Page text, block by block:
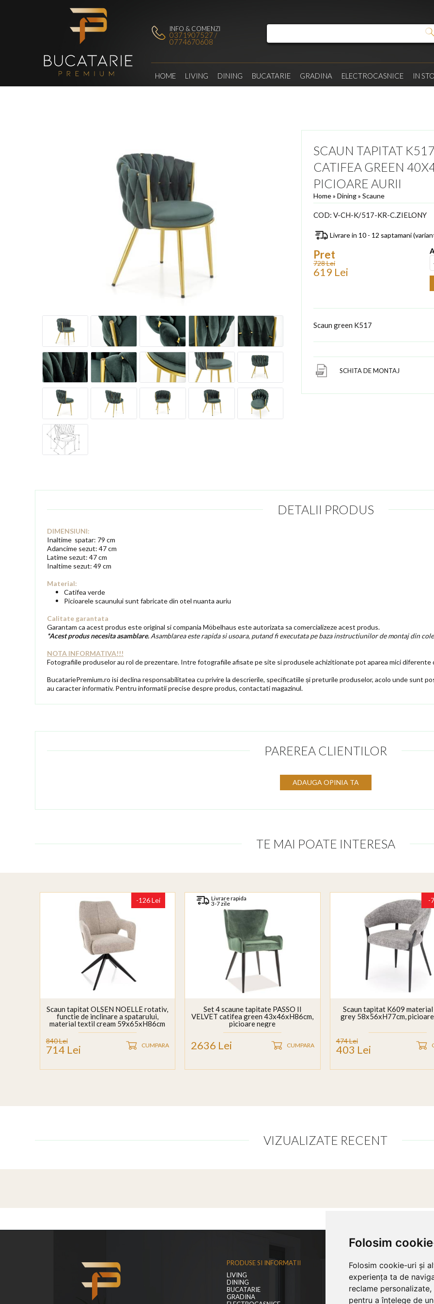
Folosim
Folosim cookie-uri și
experiența ta de
reclame
pentru a înțelege de
INFO & COMENZI
0371907527 /
0774670608
HOME LIVING DINING BUCATARIE GRADINA ELECTROCASNICE IN
SCAUN TAPITAT
CATIFEA GREEN
PICIOARE AURII
Home» Dining» Scaune
COD: V-CH-K/517-KR-C.ZIELONY
Livrare in 10 - 12 saptamani
Pret
728 Lei
619 Lei
Scaun green K517
SCHITA DE MONTAJ
DETALII PRODUS
DIMENSIUNI:
Inaltime spatar: 79 cm
Adancime sezut: 47 cm
Latime sezut: 47 cm
Inaltime sezut: 49 cm
Material:
Catifea verde
Picioarele scaunului sunt fabricate din otel nuanta auriu
Calitate garantata
Garantam ca acest produs este original si compania Möbelhaus este autorizata sa comercializeze acest produs.
*Acest produs necesita asamblare. Asamblarea este rapida si usoara, putand fi executata pe baza instructiunilor de montaj din
NOTA INFORMATIVA!!!
Fotografiile produselor au rol de prezentare. Intre fotografiile afisate pe site si produsele achizitionate pot aparea mici diferente
BucatariePremium.ro isi declina responsabilitatea cu privire la descrierile, specificatiile și preturile produselor, acolo unde sunt
au caracter informativ. Pentru informatii precise despre produs, contactati magazinul.
PAREREA CLIENTILOR
ADAUGA OPINIA TA
TE MAI POATE INTERESA
-126 Lei
Scaun tapitat OLSEN NOELLE rotativ,
functie de inclinare a spatarului,
material textil cream 59x65xH86cm
picioare negre
840 Lei
714 Lei CUMPARA
Livrare rapida
3-7 zile
Set 4 scaune tapitate PASSO II
VELVET catifea green 43x46xH86cm,
picioare negre
2636 Lei CUMPARA
-
Scaun tapitat K609
grey 58x56xH77cm,
474 Lei
403 Lei
VIZUALIZATE RECENT
PRODUSE SI INFORMATII
LIVING
DINING
BUCATARIE
GRADINA
SUPORT CLIENTI
CUM CUMPAR?
MODALITATI DE PLATA
LIVRAREA COMENZILOR
GARANTIA PRODUSELOR